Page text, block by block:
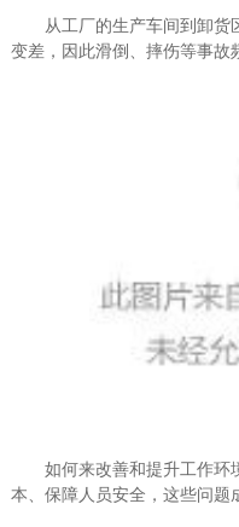
从工厂的生产车间到卸货
变差，因此滑倒、摔伤等事故
如何来改善和提升工作环
本、保障人员安全，这些问题